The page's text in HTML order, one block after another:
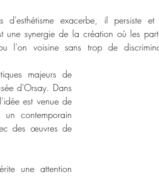
d'esthétisme exacerbe, il persiste
une synergie de la création où les
voisine sans trop de
majeurs de
d'Orsay. Dans
est venue de
contemporain
des œuvres de
une attention